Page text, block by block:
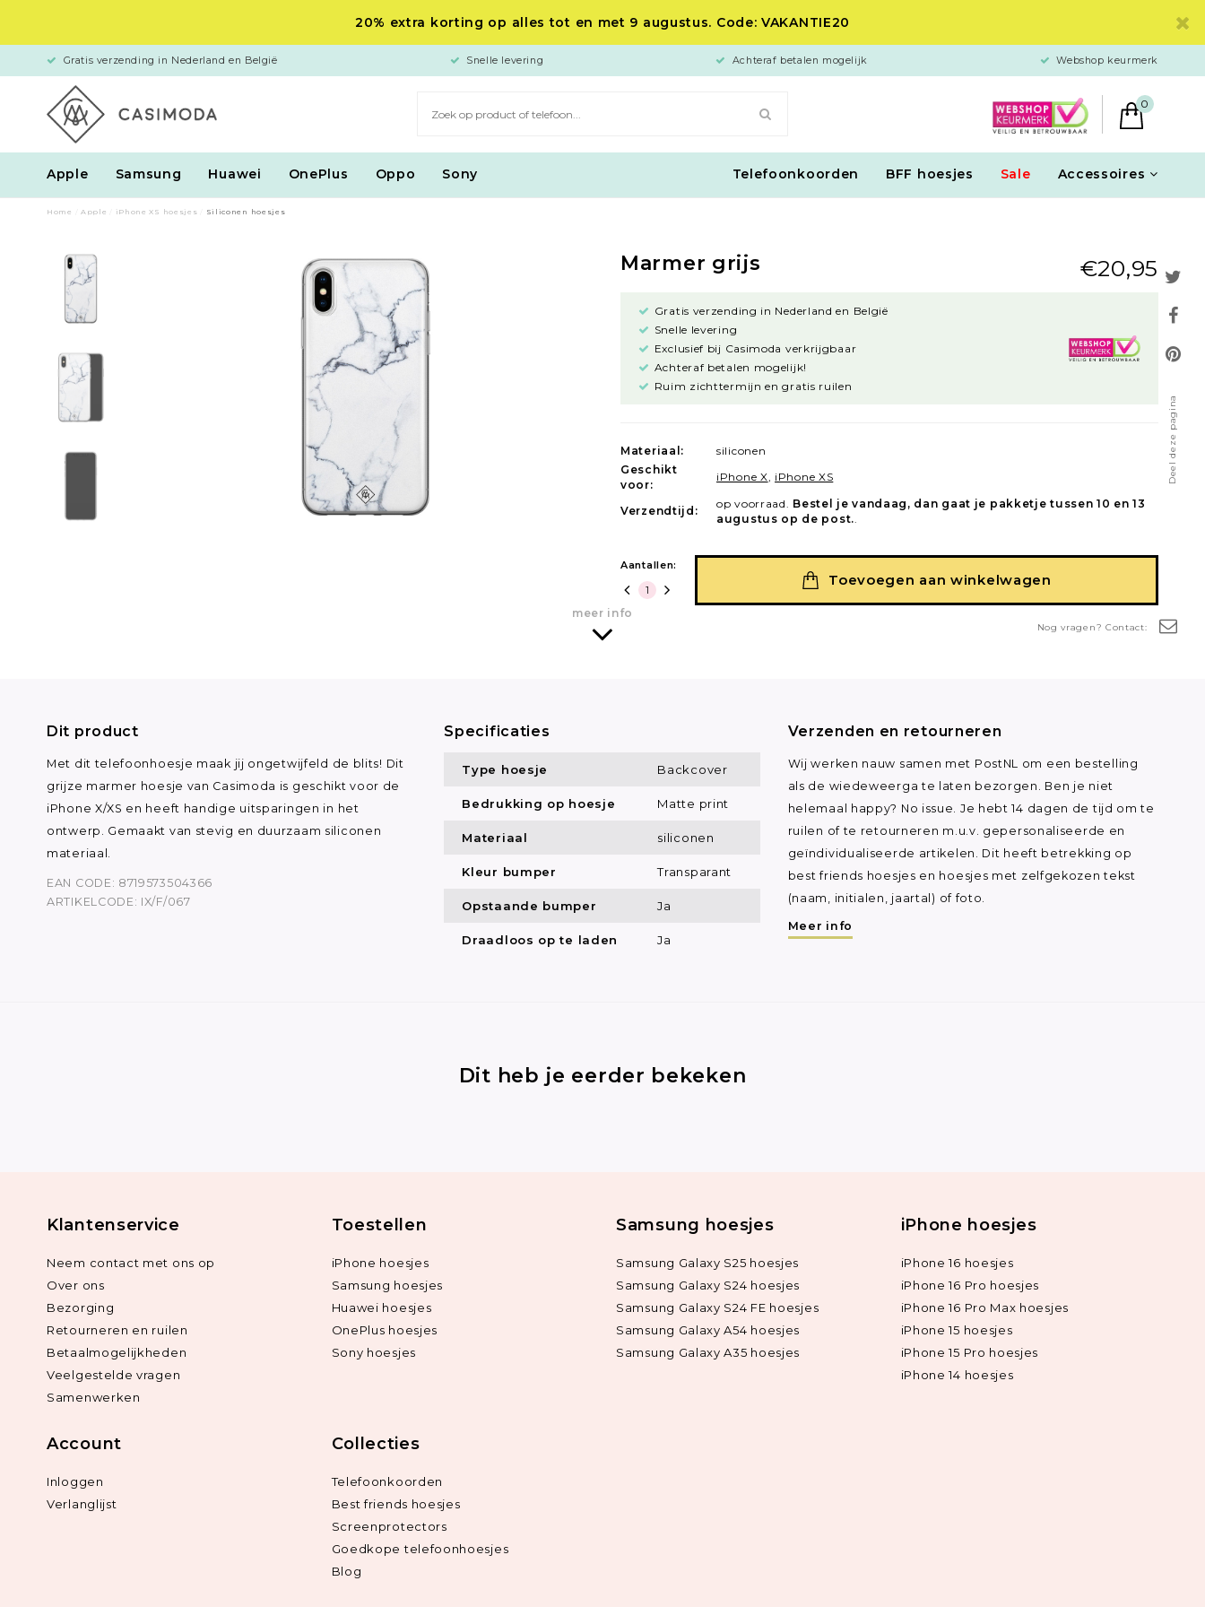
20% extra korting op alles tot en met 9 augustus. Code: VAKANTIE20
Gratis verzending in Nederland en België Snelle levering Achteraf betalen mogelijk Webshop keurmerk
0
Apple Samsung Huawei OnePlus Oppo Sony Telefoonkoorden BFF hoesjes Sale Accessoires
Deel deze pagina
Nog vragen? Contact:
Home Apple iPhone XS hoesjes Siliconen hoesjes
Marmer grijs €20,95
Gratis verzending in Nederland en België
Snelle levering
Exclusief bij Casimoda verkrijgbaar
Achteraf betalen mogelijk!
Ruim zichttermijn en gratis ruilen
Materiaal:
siliconen
Geschikt
voor:
iPhone X iPhone XS
Verzendtijd:
op voorraad. Bestel je vandaag, dan gaat je pakketje tussen 10 en 13
augustus op de post.
Aantallen:
Toevoegen aan winkelwagen
meer info
Dit product
Met dit telefoonhoesje maak jij ongetwijfeld de blits! Dit
grijze marmer hoesje van Casimoda is geschikt voor de
iPhone X/XS en heeft handige uitsparingen in het
ontwerp. Gemaakt van stevig en duurzaam siliconen
materiaal.
EAN CODE: 8719573504366
ARTIKELCODE: IX/F/067
Specificaties
Type hoesje Backcover
Bedrukking op hoesje Matte print
Materiaal siliconen
Kleur bumper Transparant
Opstaande bumper Ja
Draadloos op te laden Ja
Verzenden en retourneren
Wij werken nauw samen met PostNL om een bestelling
als de wiedeweerga te laten bezorgen. Ben je niet
helemaal happy? No issue. Je hebt 14 dagen de tijd om te
ruilen of te retourneren m.u.v. gepersonaliseerde en
geïndividualiseerde artikelen. Dit heeft betrekking op
best friends hoesjes en hoesjes met zelfgekozen tekst
(naam, initialen, jaartal) of foto.
Meer info
Dit heb je eerder bekeken
Klantenservice
Neem contact met ons op
Over ons
Bezorging
Retourneren en ruilen
Betaalmogelijkheden
Veelgestelde vragen
Samenwerken
Toestellen
iPhone hoesjes
Samsung hoesjes
Huawei hoesjes
OnePlus hoesjes
Sony hoesjes
Samsung hoesjes
Samsung Galaxy S25 hoesjes
Samsung Galaxy S24 hoesjes
Samsung Galaxy S24 FE hoesjes
Samsung Galaxy A54 hoesjes
Samsung Galaxy A35 hoesjes
iPhone hoesjes
iPhone 16 hoesjes
iPhone 16 Pro hoesjes
iPhone 16 Pro Max hoesjes
iPhone 15 hoesjes
iPhone 15 Pro hoesjes
iPhone 14 hoesjes
Account
Inloggen
Verlanglijst
Collecties
Telefoonkoorden
Best friends hoesjes
Screenprotectors
Goedkope telefoonhoesjes
Blog